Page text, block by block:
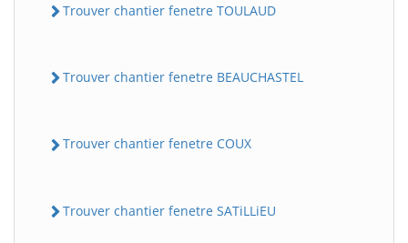
Trouver chantier fenetre TOULAUD
Trouver chantier fenetre BEAUCHASTEL
Trouver chantier fenetre COUX
Trouver chantier fenetre SATiLLiEU